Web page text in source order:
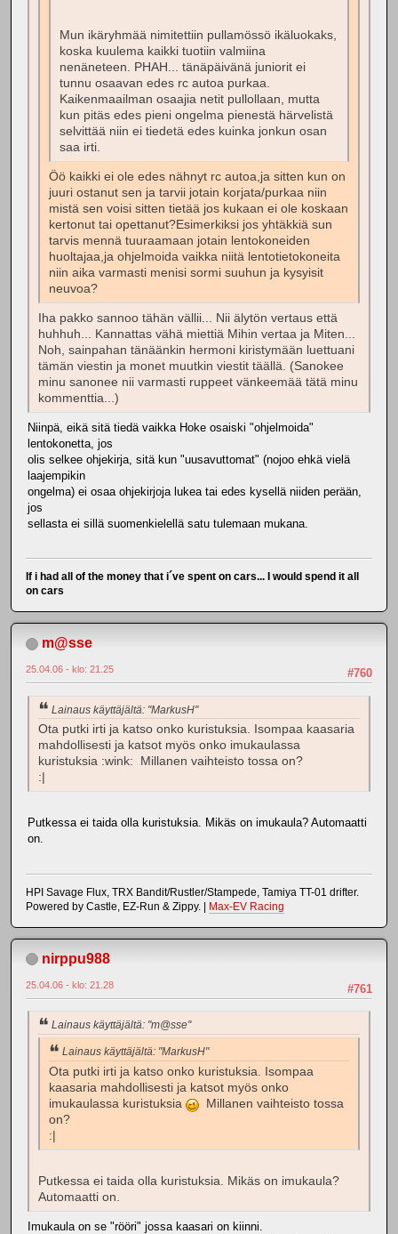
Mun ikäryhmää nimitettiin pullamössö ikäluokaks,
koska kuulema kaikki tuotiin valmiina
nenäneteen. PHAH... tänäpäivänä juniorit ei
tunnu osaavan edes rc autoa purkaa.
Kaikenmaailman osaajia netit pullollaan, mutta
kun pitäs edes pieni ongelma pienestä härvelistä
selvittää niin ei tiedetä edes kuinka jonkun osan
saa irti.
Öö kaikki ei ole edes nähnyt rc autoa,ja sitten kun on
juuri ostanut sen ja tarvii jotain korjata/purkaa niin
mistä sen voisi sitten tietää jos kukaan ei ole koskaan
kertonut tai opettanut?Esimerkiksi jos yhtäkkiä sun
tarvis mennä tuuraamaan jotain lentokoneiden
huoltajaa,ja ohjelmoida vaikka niitä lentotietokoneita
niin aika varmasti menisi sormi suuhun ja kysyisit
neuvoa?
Iha pakko sannoo tähän vällii... Nii älytön vertaus että
huhhuh... Kannattas vähä miettiä Mihin vertaa ja Miten...
Noh, sainpahan tänäänkin hermoni kiristymään luettuani
tämän viestin ja monet muutkin viestit täällä. (Sanokee
minu sanonee nii varmasti ruppeet vänkeemää tätä minu
kommenttia...)
Niinpä, eikä sitä tiedä vaikka Hoke osaiski "ohjelmoida"
lentokonetta, jos
olis selkee ohjekirja, sitä kun "uusavuttomat" (nojoo ehkä vielä
laajempikin
ongelma) ei osaa ohjekirjoja lukea tai edes kysellä niiden perään,
jos
sellasta ei sillä suomenkielellä satu tulemaan mukana.
If i had all of the money that i´ve spent on cars... I would spend it all
on cars
m@sse
#760
25.04.06 - klo: 21.25
Lainaus käyttäjältä: "MarkusH"
Ota putki irti ja katso onko kuristuksia. Isompaa kaasaria
mahdollisesti ja katsot myös onko imukaulassa
kuristuksia :wink: Millanen vaihteisto tossa on?
:|
Putkessa ei taida olla kuristuksia. Mikäs on imukaula? Automaatti
on.
HPI Savage Flux, TRX Bandit/Rustler/Stampede, Tamiya TT-01 drifter.
Powered by Castle, EZ-Run & Zippy. | Max-EV Racing
nirppu988
#761
25.04.06 - klo: 21.28
Lainaus käyttäjältä: "m@sse"
Lainaus käyttäjältä: "MarkusH"
Ota putki irti ja katso onko kuristuksia. Isompaa
kaasaria mahdollisesti ja katsot myös onko
imukaulassa kuristuksia
Millanen vaihteisto tossa
on?
:|
Putkessa ei taida olla kuristuksia. Mikäs on imukaula?
Automaatti on.
Imukaula on se "rööri" jossa kaasari on kiinni.